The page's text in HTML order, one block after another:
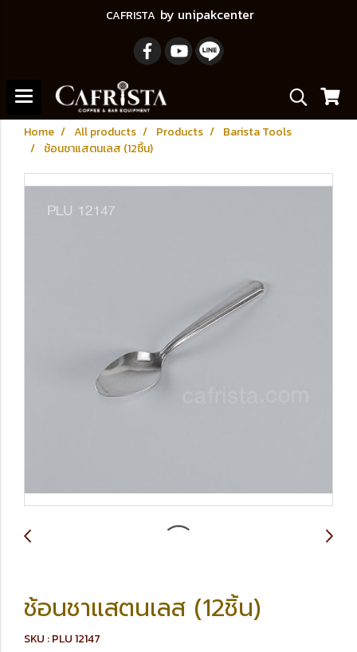
CAFRISTA by unipakcenter
Home All products Products
Barista Tools
ช้อนชาแสตนเลส (12ชิ้น)
ช้อนชาแสตนเลส (12ชิ้น)
SKU : PLU 12147